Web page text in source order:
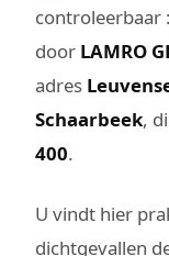
controleerbaar
door LAMRO
adres
Schaarbeek,
400.
U vindt hier
dichtgevallen